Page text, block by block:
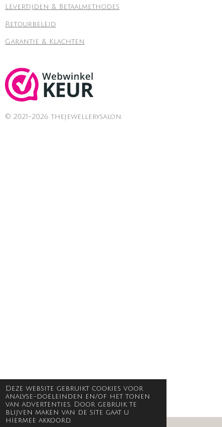
Deze website gebruikt cookies voor
analyse-doeleinden en/of het tonen
van advertenties. Door gebruik te
blijven maken van de site gaat u
hiermee akkoord.
Levertijden & Betaalmethodes
Retourbeleid
Garantie & Klachten
© 2021-2026 thejewellerysalon.